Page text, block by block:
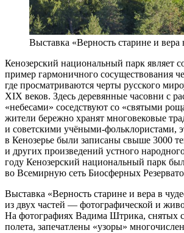
Выставка «Верность старине и вера
Кенозерский национальный парк являет
пример гармоничного сосуществования
где просматриваются черты русского
XIX веков. Здесь деревянные часовни с
«небесами» соседствуют со «святыми
жители бережно хранят многовековые
и советскими учёными-фольклористами,
в Кенозерье были записаны свыше 3000
и других произведений устного
году Кенозерский национальный парк
во Всемирную сеть Биосферных
Выставка «Верность старине и вера в
из двух частей — фотографической и
На фотографиях Вадима Штрика, снятых
полета, запечатлены «узоры»